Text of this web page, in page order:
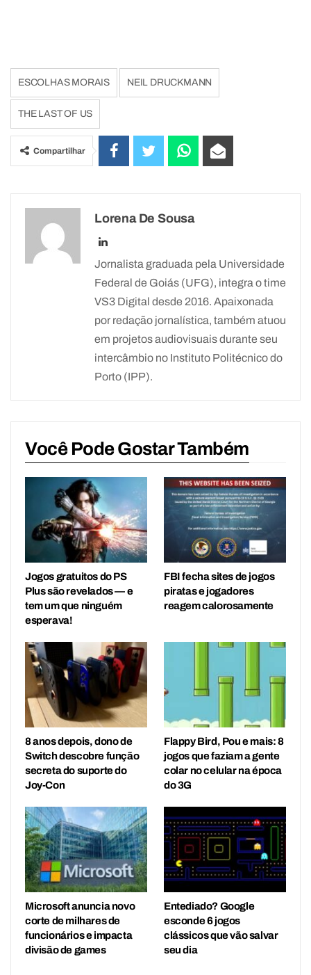
ESCOLHAS MORAIS NEIL DRUCKMANN
THE LAST OF US
Compartilhar
Lorena De Sousa
Jornalista graduada pela Universidade
Federal de Goiás (UFG), integra o time
VS3 Digital desde 2016. Apaixonada
por redação jornalística, também atuou
em projetos audiovisuais durante seu
intercâmbio no Instituto Politécnico do
Porto (IPP).
Você Pode Gostar Também
Jogos gratuitos do PS
Plus são revelados — e
tem um que ninguém
esperava!
FBI fecha sites de jogos
piratas e jogadores
reagem calorosamente
8 anos depois, dono de
Switch descobre função
secreta do suporte do
Joy-Con
Flappy Bird, Pou e mais: 8
jogos que faziam a gente
colar no celular na época
do 3G
Microsoft anuncia novo
corte de milhares de
funcionários e impacta
divisão de games
Entediado? Google
esconde 6 jogos
clássicos que vão salvar
seu dia